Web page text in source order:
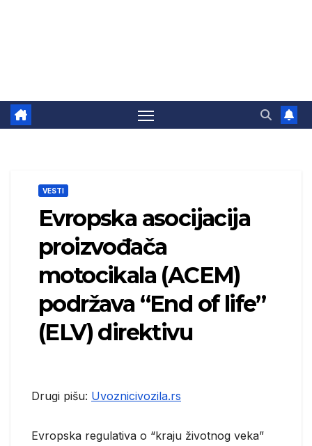
VESTI
Evropska asocijacija
proizvođača
motocikala (ACEM)
podržava “End of life”
(ELV) direktivu
Drugi pišu: Uvoznicivozila.rs
Evropska regulativa o “kraju životnog veka”